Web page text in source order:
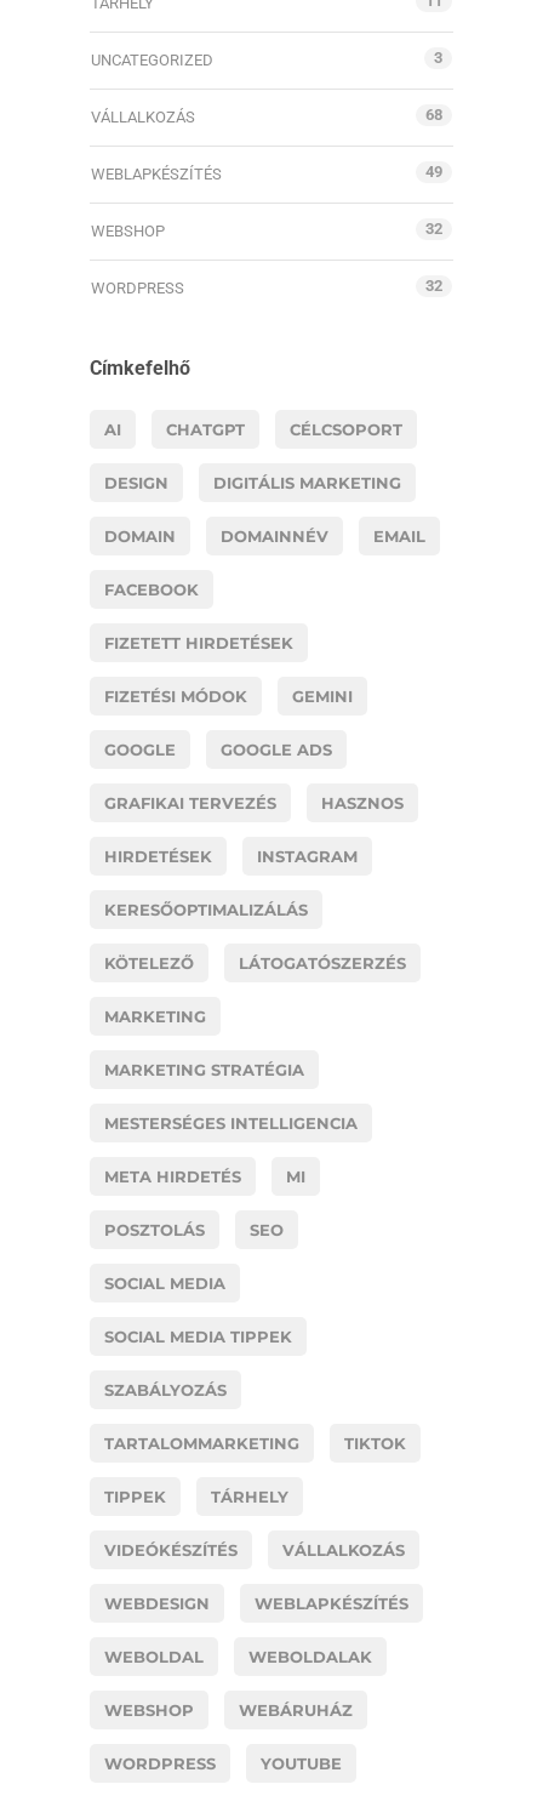
UNCATEGORIZED 3
VÁLLALKOZÁS 68
WEBLAPKÉSZÍTÉS 49
WEBSHOP 32
WORDPRESS 32
Címkefelhő
AI CHATGPT CÉLCSOPORT
DESIGN DIGITÁLIS MARKETING
DOMAIN DOMAINNÉV EMAIL
FACEBOOK
FIZETETT HIRDETÉSEK
FIZETÉSI MÓDOK GEMINI
GOOGLE GOOGLE ADS
GRAFIKAI TERVEZÉS HASZNOS
HIRDETÉSEK INSTAGRAM
KERESŐOPTIMALIZÁLÁS
KÖTELEZŐ LÁTOGATÓSZERZÉS
MARKETING
MARKETING STRATÉGIA
MESTERSÉGES INTELLIGENCIA
META HIRDETÉS MI
POSZTOLÁS SEO
SOCIAL MEDIA
SOCIAL MEDIA TIPPEK
SZABÁLYOZÁS
TARTALOMMARKETING TIKTOK
TIPPEK TÁRHELY
VIDEÓKÉSZÍTÉS VÁLLALKOZÁS
WEBDESIGN WEBLAPKÉSZÍTÉS
WEBOLDAL WEBOLDALAK
WEBSHOP WEBÁRUHÁZ
WORDPRESS YOUTUBE